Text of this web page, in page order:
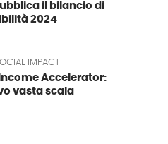
il bilancio di
2024
IMPACT
Accelerator:
vasta scala